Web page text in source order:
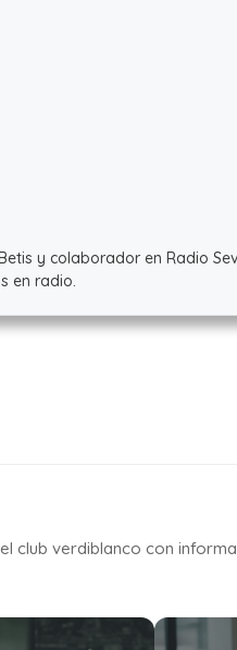
y colaborador en Radio
en radio.
club verdiblanco con